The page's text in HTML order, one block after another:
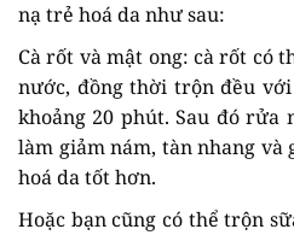
nạ trẻ hoá da như sau:
Cà rốt và mật ong: cà rốt có
nước, đồng thời trộn đều
khoảng 20 phút. Sau đó rửa
làm giảm nám, tàn nhang và
hoá da tốt hơn.
Hoặc bạn cũng có thể trộn